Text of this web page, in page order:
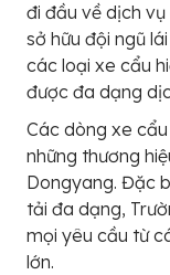
đi đầu về dịch
sở hữu đội ngũ
các loại xe cẩu
được đa dạng
Các dòng xe
những thương
Dongyang. Đặc
tải đa dạng,
mọi yêu cầu từ
lớn.